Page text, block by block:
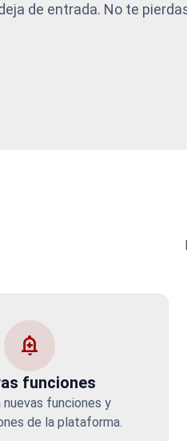
de entrada. No te
add_alert
funciones
funciones y
de la plataforma.